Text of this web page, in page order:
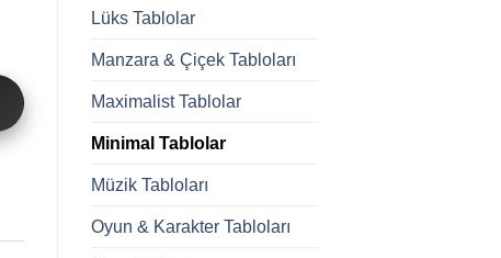
Lüks Tablolar
Manzara & Çiçek Tabloları
Maximalist Tablolar
Minimal Tablolar
Müzik Tabloları
Oyun & Karakter Tabloları